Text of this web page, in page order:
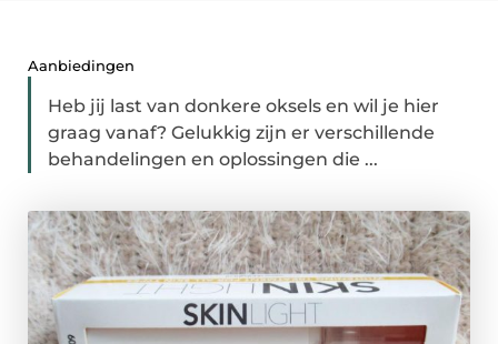
Aanbiedingen
Heb jij last van donkere oksels en wil je hier
graag vanaf? Gelukkig zijn er verschillende
behandelingen en oplossingen die ...